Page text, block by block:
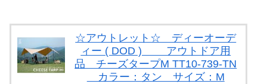
☆アウトレット☆ ディーオーデ
ィー ( DOD ) アウトドア用
品 チーズタープM TT10-739-TN
カラー：タン サイズ：M